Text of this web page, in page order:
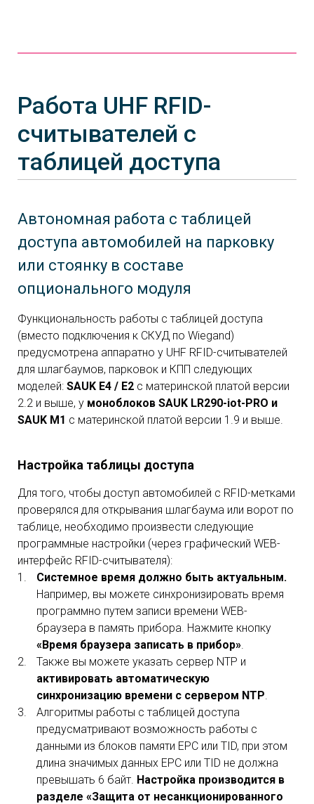
Работа UHF RFID-
считывателей с
таблицей доступа
Автономная работа с таблицей
доступа автомобилей на парковку
или стоянку в составе
опционального модуля
Функциональность работы с таблицей доступа
(вместо подключения к СКУД по Wiegand)
предусмотрена аппаратно у UHF RFID-считывателей
для шлагбаумов, парковок и КПП следующих
моделей: SAUK E4 / E2 с материнской платой версии
2.2 и выше, у моноблоков SAUK LR290-iot-PRO и
SAUK M1 с материнской платой версии 1.9 и выше.
Настройка таблицы доступа
Для того, чтобы доступ автомобилей с RFID-метками
проверялся для открывания шлагбаума или ворот по
таблице, необходимо произвести следующие
программные настройки (через графический WEB-
интерфейс RFID-считывателя):
Системное время должно быть актуальным.
Например, вы можете синхронизировать время
программно путем записи времени WEB-
браузера в память прибора. Нажмите кнопку
«Время браузера записать в прибор».
Также вы можете указать сервер NTP и
активировать автоматическую
синхронизацию времени с сервером NTP.
Алгоритмы работы с таблицей доступа
предусматривают возможность работы с
данными из блоков памяти EPC или TID, при этом
длина значимых данных EPC или TID не должна
превышать 6 байт. Настройка производится в
разделе «Защита от несанкционированного